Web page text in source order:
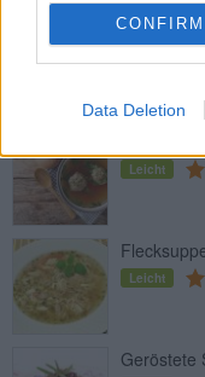
CONFIRM
Data Deletion
Kalbsleber
Leicht
Leicht
Leicht
Geröstete